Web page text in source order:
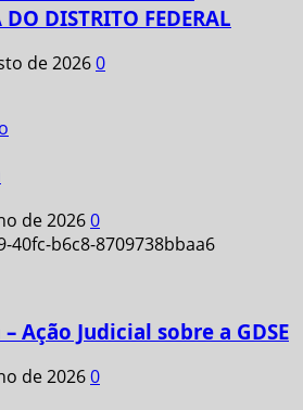
DISTRITO FEDERAL
de 20260
de 20260
Ação Judicial sobre a GDSE
de 20260